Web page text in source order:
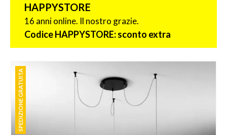
HAPPYSTORE
16 anni online. Il nostro grazie.
Codice HAPPYSTORE: sconto extra
SPEDIZIONE GRATUITA
SPEDIZIONE GRATUITA